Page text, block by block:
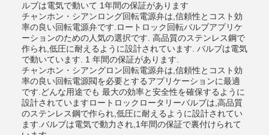
ルブは電気で動いて 1年間の保証があります
チャンホン・シアンロング回転電源弁は,信頼性とコスト効
率の良い回転電源弁です.ロートロック回転バルブアプリケ
ーションのための人気の選択です. 高品質のステンレス鋼で
作られ,低圧に耐えるように設計されています. バルブは電気
で動いています. 1 年間の保証があります.
チャンホン・シアングロン回転電源弁は,信頼性とコスト効
率の良い回転電源閥を必要とするアプリケーションに最適
です.どんな用途でも 最大の効率と安全性を確保するように
設計されていますロートロックロータリーバルブは,高品質
のステンレス鋼で作られ,低圧に耐えるように設計されてい
ます.バルブは電気で動力され,1年間の保証で裏付けられて